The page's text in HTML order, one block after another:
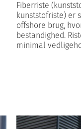
Fiberriste
kunststofriste) er
offshore brug,
bestandighed.
minimal